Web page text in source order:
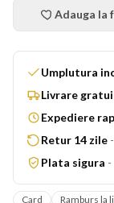
Adauga la
Umplutura
Livrare
Expediere
Retur 14 zile -
Plata sigura -
Card Ramburs la